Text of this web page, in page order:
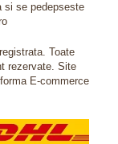
si se pedepseste
Toate
rezervate. Site
E-commerce